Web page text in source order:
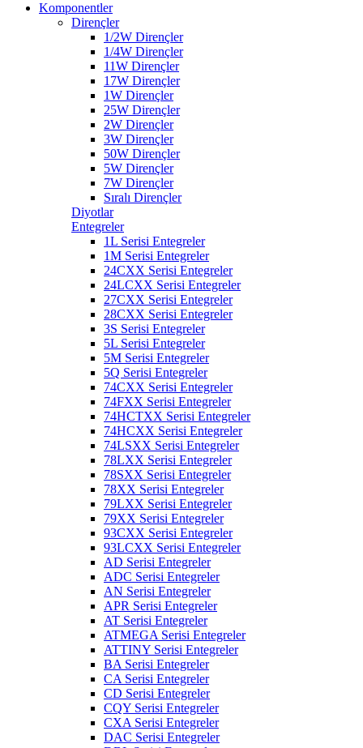
Komponentler
Dirençler
1/2W Dirençler
1/4W Dirençler
11W Dirençler
17W Dirençler
1W Dirençler
25W Dirençler
2W Dirençler
3W Dirençler
50W Dirençler
5W Dirençler
7W Dirençler
Sıralı Dirençler
Diyotlar
Entegreler
1L Serisi Entegreler
1M Serisi Entegreler
24CXX Serisi Entegreler
24LCXX Serisi Entegreler
27CXX Serisi Entegreler
28CXX Serisi Entegreler
3S Serisi Entegreler
5L Serisi Entegreler
5M Serisi Entegreler
5Q Serisi Entegreler
74CXX Serisi Entegreler
74FXX Serisi Entegreler
74HCTXX Serisi Entegreler
74HCXX Serisi Entegreler
74LSXX Serisi Entegreler
78LXX Serisi Entegreler
78SXX Serisi Entegreler
78XX Serisi Entegreler
79LXX Serisi Entegreler
79XX Serisi Entegreler
93CXX Serisi Entegreler
93LCXX Serisi Entegreler
AD Serisi Entegreler
ADC Serisi Entegreler
AN Serisi Entegreler
APR Serisi Entegreler
AT Serisi Entegreler
ATMEGA Serisi Entegreler
ATTINY Serisi Entegreler
BA Serisi Entegreler
CA Serisi Entegreler
CD Serisi Entegreler
CQY Serisi Entegreler
CXA Serisi Entegreler
DAC Serisi Entegreler